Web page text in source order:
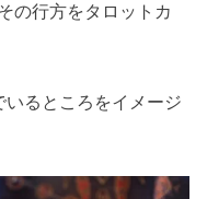
の行方をタロットカ
るところをイメージ